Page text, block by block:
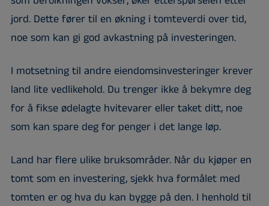
jord. Dette fører til en økning i tomteverdi over tid,
noe som kan gi god avkastning på investeringen.
I motsetning til andre eiendomsinvesteringer krever
land lite vedlikehold. Du trenger ikke å bekymre deg
for å fikse ødelagte hvitevarer eller taket ditt, noe
som kan spare deg for penger i det lange løp.
Land har flere ulike bruksområder. Når du kjøper en
tomt som en investering, sjekk hva formålet med
tomten er og hva du kan bygge på den. I henhold til